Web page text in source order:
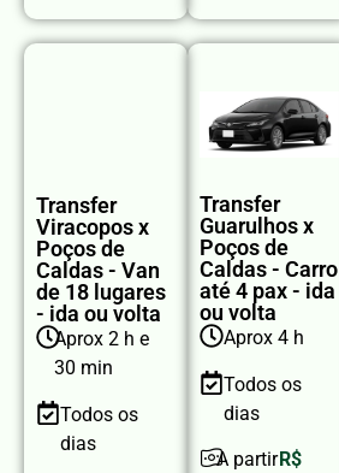
Transfer
Viracopos x
Poços de
Caldas - Van
de 18 lugares
- ida ou volta
Aprox 2 h e
30 min
Todos os
dias
Transfer
Guarulhos x
Poços de
Caldas - Carro
até 4 pax - ida
ou volta
Aprox 4 h
Todos os
dias
A partir R$